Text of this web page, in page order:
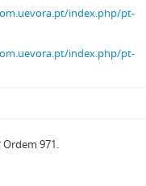
index.php/pt-
index.php/pt-
971.